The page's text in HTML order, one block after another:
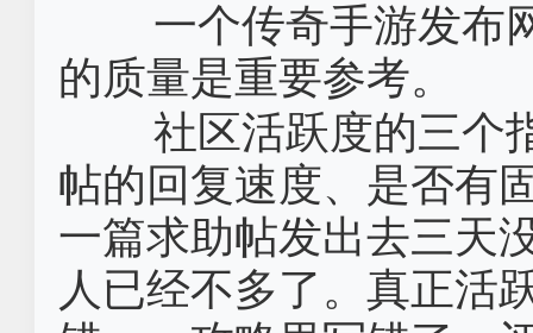
一个‌传奇手游发布
的质量是重要参考。
社区活跃度的三个
帖的回复速度、是否有
一篇求助帖发出去三天
人已经不多了。真正活